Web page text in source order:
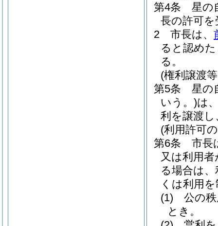
第4条
星の
長の許可
2
市長は、
ると認め
る。
(権利譲渡
第5条
星の
いう。)は
利を譲渡
(利用許可
第6条
市長
又は利用
る場合は
くは利用
(1)
公の
とき。